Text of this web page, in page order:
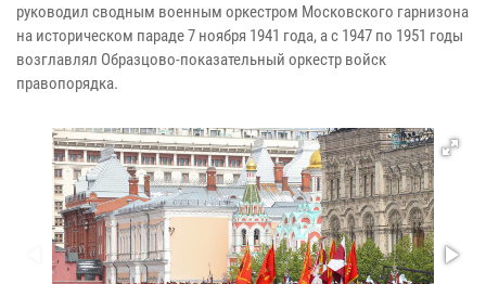
руководил сводным военным оркестром Московского гарнизона
на историческом параде 7 ноября 1941 года, а с 1947 по 1951 годы
возглавлял Образцово-показательный оркестр войск
правопорядка.